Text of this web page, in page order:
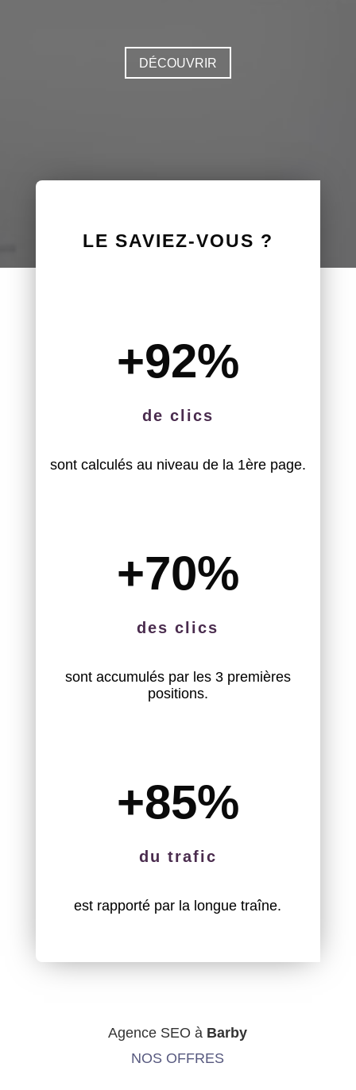
DÉCOUVRIR
LE SAVIEZ-VOUS ?
+92%
de clics
sont calculés au niveau de la 1ère page.
+70%
des clics
sont accumulés par les 3 premières
positions.
+85%
du trafic
est rapporté par la longue traîne.
Agence SEO à Barby
NOS OFFRES